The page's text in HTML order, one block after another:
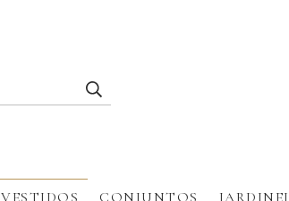
VESTIDOS CONJUNTOS